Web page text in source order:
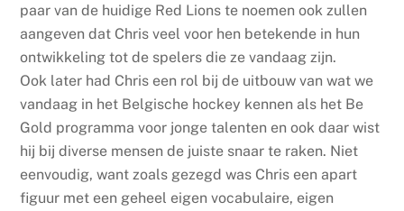
paar van de huidige Red Lions te noemen ook zullen
aangeven dat Chris veel voor hen betekende in hun
ontwikkeling tot de spelers die ze vandaag zijn.
Ook later had Chris een rol bij de uitbouw van wat we
vandaag in het Belgische hockey kennen als het Be
Gold programma voor jonge talenten en ook daar wist
hij bij diverse mensen de juiste snaar te raken. Niet
eenvoudig, want zoals gezegd was Chris een apart
figuur met een geheel eigen vocabulaire, eigen